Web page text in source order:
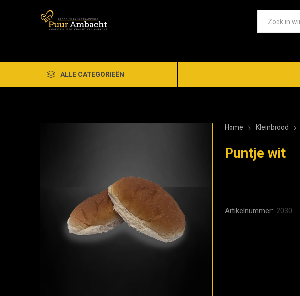
ALLE CATEGORIEËN
Home Kleinbrood
Puntje wit
Artikelnummer:: 2030